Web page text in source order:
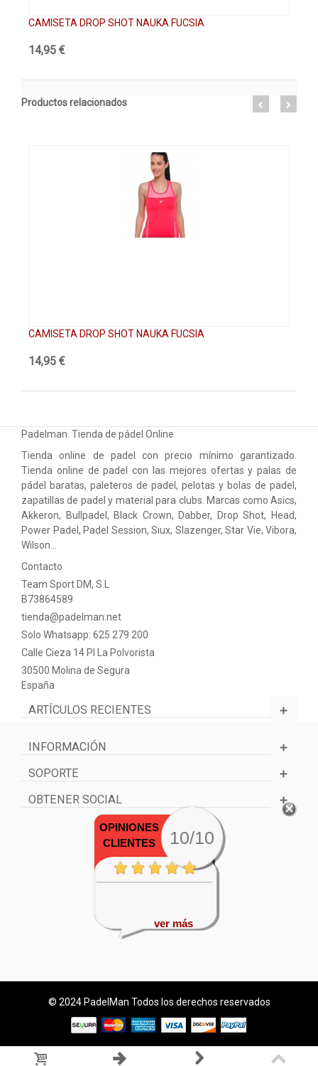
CAMISETA DROP SHOT NAUKA FUCSIA
14,95 €
Productos relacionados
CAMISETA DROP SHOT NAUKA FUCSIA
14,95 €
Padelman. Tienda de pádel Online
Tienda online de padel con precio mínimo garantizado.
Tienda online de padel con las mejores ofertas y palas de
pádel baratas, paleteros de padel, pelotas y bolas de padel,
zapatillas de padel y material para clubs. Marcas como Asics,
Akkeron, Bullpadel, Black Crown, Dabber, Drop Shot, Head,
Power Padel, Padel Session, Siux, Slazenger, Star Vie, Vibora,
Wilson…
Contacto
Team Sport DM, S.L
B73864589
tienda@padelman.net
Solo Whatsapp: 625 279 200
Calle Cieza 14 PI La Polvorista
30500 Molina de Segura
España
ARTÍCULOS RECIENTES
INFORMACIÓN
SOPORTE
OBTENER SOCIAL
OPINIONES
CLIENTES
10/10
ver más
© 2024 PadelMan Todos los derechos reservados